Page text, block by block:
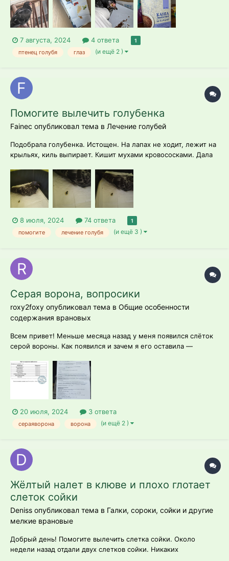
отказался - ни сухую гречку-полбу, ни жидкую льняную кашу
Подскажит...
7 августа, 2024 4 ответа 1
птенец голубя глаз (и ещё 2 )
Помогите вылечить голубенка
Fainec опубликовал тема в Лечение голубей
Подобрала голубенка. Истощен. На лапах не ходит, лежит на
крыльях, киль выпирает. Кишит мухами кровососками. Дала
под кожу в области киля. Накормила, напоила. Ест более
менее, пьет много....
8 июля, 2024 74 ответа 1
помогите лечение голубя (и ещё 3 )
Серая ворона, вопросики
roxy2foxy опубликовал тема в Общие особенности
содержания врановых
Всем привет! Меньше месяца назад у меня появился слёток
серой вороны. Как появился и зачем я его оставила —
серьезным, поэтому и к содержанию я стараюсь относится
серьёзно. Птичка относительно здорова, за исключением
глистов. С каждым днём станови...
20 июля, 2024 3 ответа
сераяворона ворона (и ещё 2 )
Жёлтый налет в клюве и плохо глотает
слеток сойки
Deniss опубликовал тема в Галки, сороки, сойки и другие
мелкие врановые
Добрый день! Помогите вылечить слетка сойки. Около
недели назад отдали двух слетков сойки. Никаких